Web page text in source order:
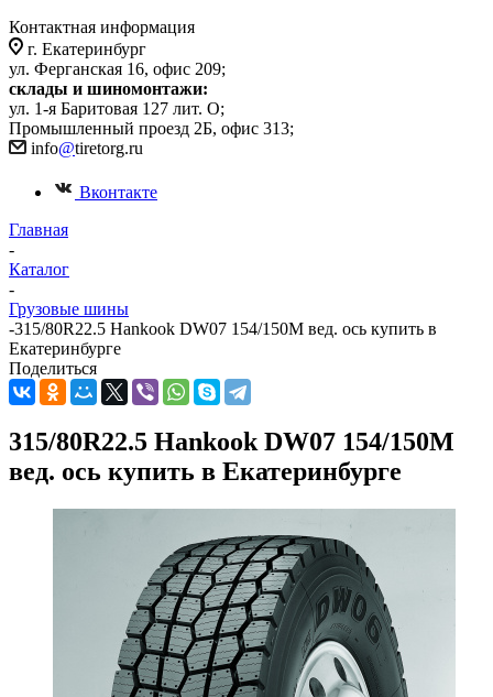
Контактная информация
г. Екатеринбург
ул. Ферганская 16, офис 209;
склады и шиномонтажи:
ул. 1-я Баритовая 127 лит. О;
Промышленный проезд 2Б, офис 313;
info@tiretorg.ru
Вконтакте
Главная
-
Каталог
-
Грузовые шины
-315/80R22.5 Hankook DW07 154/150M вед. ось купить в
Екатеринбурге
Поделиться
315/80R22.5 Hankook DW07 154/150M
вед. ось купить в Екатеринбурге